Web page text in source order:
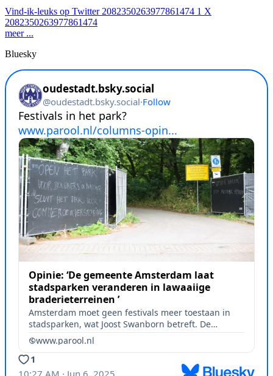
Vind-ik-leuks op Twitter 2082350263977861474 1 X
2082350263977861474
meer ...
Bluesky